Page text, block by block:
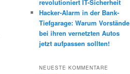
revolutioniert IT-Sicherheit
Hacker-Alarm in der Bank-
Tiefgarage: Warum Vorstände
bei ihren vernetzten Autos
jetzt aufpassen sollten!
NEUESTE KOMMENTARE